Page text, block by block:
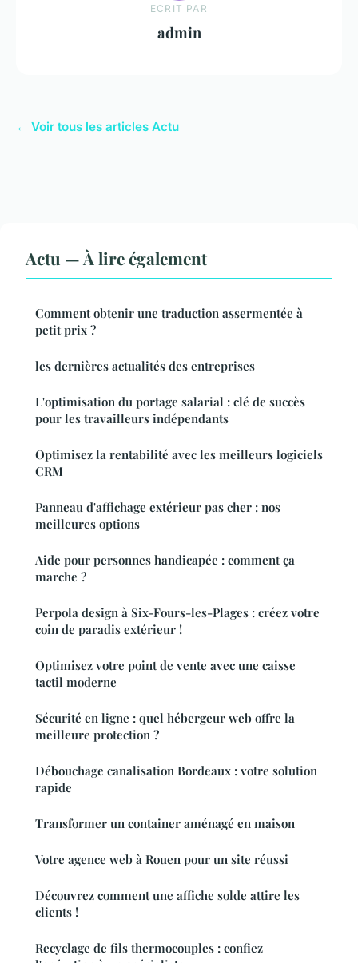
ECRIT PAR
admin
← Voir tous les articles Actu
Actu — À lire également
Comment obtenir une traduction assermentée à
petit prix ?
les dernières actualités des entreprises
L'optimisation du portage salarial : clé de succès
pour les travailleurs indépendants
Optimisez la rentabilité avec les meilleurs logiciels
CRM
Panneau d'affichage extérieur pas cher : nos
meilleures options
Aide pour personnes handicapée : comment ça
marche ?
Perpola design à Six-Fours-les-Plages : créez votre
coin de paradis extérieur !
Optimisez votre point de vente avec une caisse
tactil moderne
Sécurité en ligne : quel hébergeur web offre la
meilleure protection ?
Débouchage canalisation Bordeaux : votre solution
rapide
Transformer un container aménagé en maison
Votre agence web à Rouen pour un site réussi
Découvrez comment une affiche solde attire les
clients !
Recyclage de fils thermocouples : confiez